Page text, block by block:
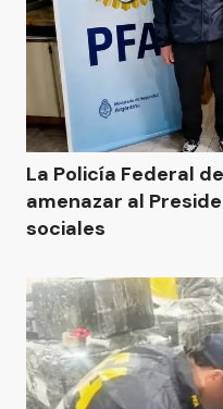
La Policía Federal
amenazar al
sociales